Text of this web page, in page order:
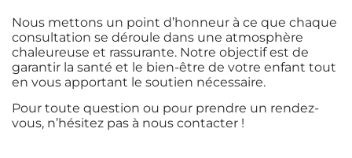
Nous mettons un point d’honneur à ce que chaque
consultation se déroule dans une atmosphère
chaleureuse et rassurante. Notre objectif est de
garantir la santé et le bien-être de votre enfant tout
en vous apportant le soutien nécessaire.
Pour toute question ou pour prendre un rendez-
vous, n’hésitez pas à nous contacter !